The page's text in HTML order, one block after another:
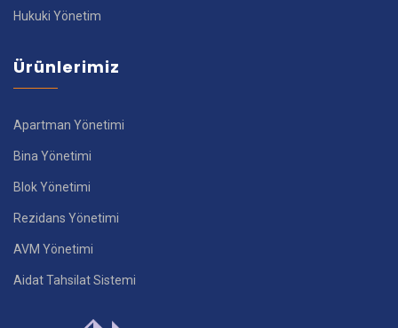
Hukuki Yönetim
Ürünlerimiz
Apartman Yönetimi
Bina Yönetimi
Blok Yönetimi
Rezidans Yönetimi
AVM Yönetimi
Aidat Tahsilat Sistemi